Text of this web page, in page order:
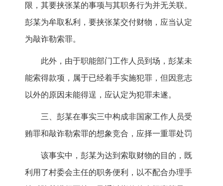
限，其要挟张某的事项与其职务行为并无关联。
彭某为牟取私利，要挟张某交付财物，应当认定
为敲诈勒索罪。
此外，由于职能部门工作人员到场，彭某未
能索得款项，属于已经着手实施犯罪，但因意志
以外的原因未能得逞，应认定为犯罪未遂。
三、彭某在事实三中构成非国家工作人员受
贿罪和敲诈勒索罪的想象竞合，应择一重罪处罚
该事实中，彭某为达到索取财物的目的，既
利用了村委会主任的职务便利，以不配合办理手